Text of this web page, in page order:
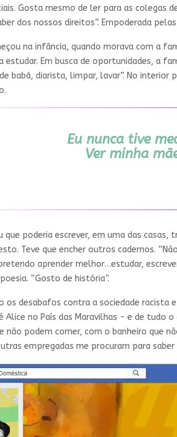
Gosta mesmo de ler para as colegas
dos nossos direitos”. Empoderada
na infância, quando morava com a
Em busca de oportunidades, a
babá, diarista, limpar, lavar”. No interior
Eu nunca tive
Ver minha
que poderia escrever, em uma das
Teve que encher outros cadernos.
aprender melhor…estudar,
“Gosto de história”.
os desabafos contra a sociedade
Alice no País das Maravilhas - e de tudo
não podem comer, com o banheiro que
empregadas me procuram para saber